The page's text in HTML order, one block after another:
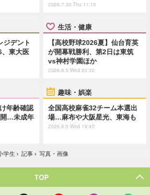
2026.7.30 Thu 11:15
ジデント
東大医
生活・健康
【高校野球2026夏】仙台育英
が開幕戦勝利、第2日は東筑
vs神村学園ほか
2026.8.5 Wed 20:32
年齢確認
開…未成年
趣味・娯楽
全国高校麻雀32チーム本選出
場…麻布や大阪星光、東海も
2026.8.5 Wed 19:45
学生 › 記事 › 写真・画像
TOP